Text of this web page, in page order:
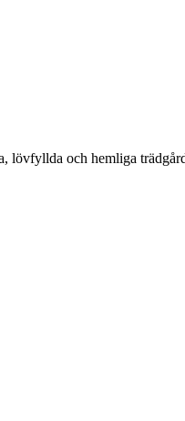
lövfyllda och hemliga